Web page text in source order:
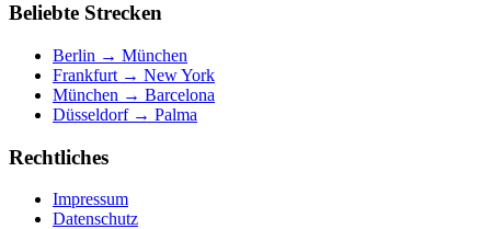
Beliebte Strecken
Berlin → München
Frankfurt → New York
München → Barcelona
Düsseldorf → Palma
Rechtliches
Impressum
Datenschutz